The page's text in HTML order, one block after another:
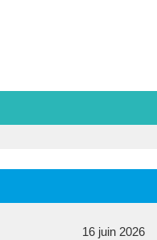
16 juin 2026